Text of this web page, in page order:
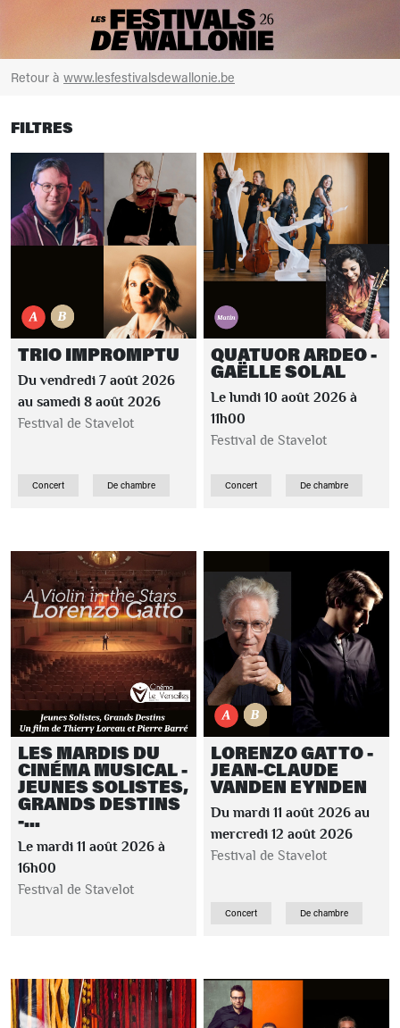
Retour à www.lesfestivalsdewallonie.be
FILTRES
TRIO IMPROMPTU
Du vendredi 7 août 2026
au samedi 8 août 2026
Festival de Stavelot
Concert De chambre
QUATUOR ARDEO -
GAËLLE SOLAL
Le lundi 10 août 2026 à
11h00
Festival de Stavelot
Concert De chambre
LES MARDIS DU
CINÉMA MUSICAL -
JEUNES SOLISTES,
GRANDS DESTINS
-...
Le mardi 11 août 2026 à
16h00
Festival de Stavelot
LORENZO GATTO -
JEAN-CLAUDE
VANDEN EYNDEN
Du mardi 11 août 2026 au
mercredi 12 août 2026
Festival de Stavelot
Concert De chambre